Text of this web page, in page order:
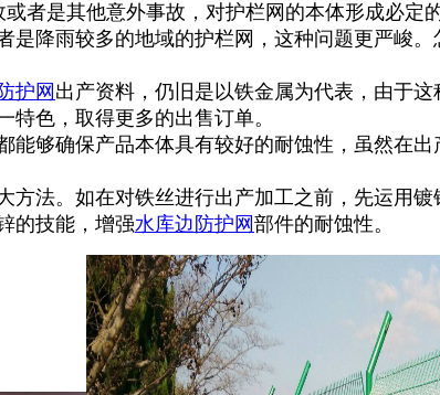
者是其他意外事故，对护栏网的本体形成必定
降雨较多的地域的护栏网，这种问题更严峻
护网 出产资料，仍旧是以铁金属为代表，由于
色，取得更多的出售订单。
够确保产品本体具有较好的耐蚀性，虽然在
方法。如在对铁丝进行出产加工之前，先运用
的技能，增强水库边防护网 部件的耐蚀性。